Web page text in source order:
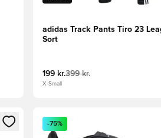
adidas Track Pants Tiro 23
Sort
199 kr.399 kr.
X-Small
tilmelde dig som medlem
Åbner en Modal til at logge
-75%